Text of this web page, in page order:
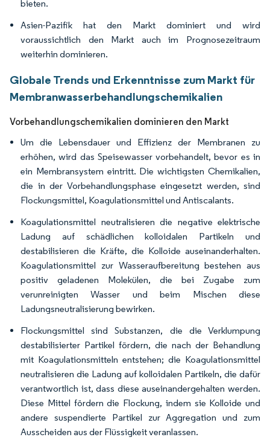
bieten.
Asien-Pazifik hat den Markt dominiert und wird
voraussichtlich den Markt auch im Prognosezeitraum
weiterhin dominieren.
Globale Trends und Erkenntnisse zum Markt für
Membranwasserbehandlungschemikalien
Vorbehandlungschemikalien dominieren den Markt
Um die Lebensdauer und Effizienz der Membranen zu
erhöhen, wird das Speisewasser vorbehandelt, bevor es in
ein Membransystem eintritt. Die wichtigsten Chemikalien,
die in der Vorbehandlungsphase eingesetzt werden, sind
Flockungsmittel, Koagulationsmittel und Antiscalants.
Koagulationsmittel neutralisieren die negative elektrische
Ladung auf schädlichen kolloidalen Partikeln und
destabilisieren die Kräfte, die Kolloide auseinanderhalten.
Koagulationsmittel zur Wasseraufbereitung bestehen aus
positiv geladenen Molekülen, die bei Zugabe zum
verunreinigten Wasser und beim Mischen diese
Ladungsneutralisierung bewirken.
Flockungsmittel sind Substanzen, die die Verklumpung
destabilisierter Partikel fördern, die nach der Behandlung
mit Koagulationsmitteln entstehen; die Koagulationsmittel
neutralisieren die Ladung auf kolloidalen Partikeln, die dafür
verantwortlich ist, dass diese auseinandergehalten werden.
Diese Mittel fördern die Flockung, indem sie Kolloide und
andere suspendierte Partikel zur Aggregation und zum
Ausscheiden aus der Flüssigkeit veranlassen.